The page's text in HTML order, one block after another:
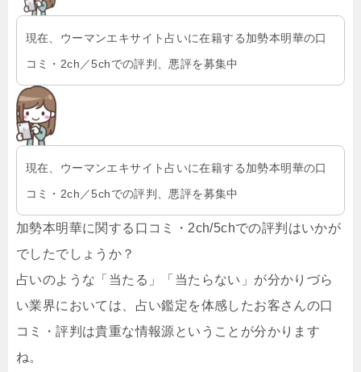
現在、ウーマンエキサイト占いに在籍する加勢本明華の口
コミ・2ch／5chでの評判、悪評を募集中
現在、ウーマンエキサイト占いに在籍する加勢本明華の口
コミ・2ch／5chでの評判、悪評を募集中
加勢本明華に関する口コミ・2ch/5chでの評判はいかが
でしたでしょうか？
占いのような「当たる」「当たらない」が分かりづら
い業界においては、占い鑑定を体感したお客さんの口
コミ・評判は貴重な情報源ということが分かります
ね。